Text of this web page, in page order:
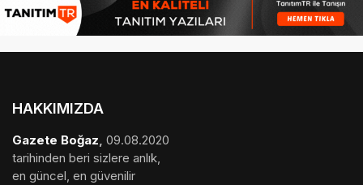
HAKKIMIZDA
Gazete Boğaz, 09.08.2020
tarihinden beri sizlere anlık,
en güncel, en güvenilir